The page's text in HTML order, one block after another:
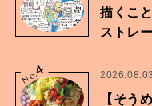
描くこ
ストレ
No.
4 2026.08.03
【そう